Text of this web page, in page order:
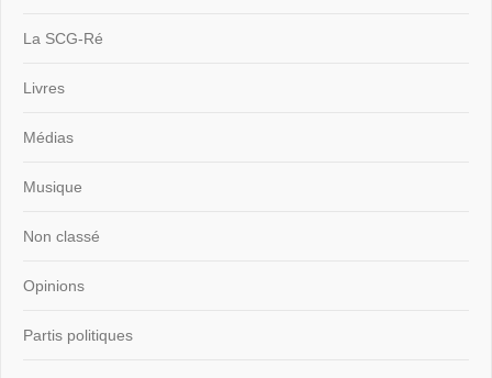
La SCG-Ré
Livres
Médias
Musique
Non classé
Opinions
Partis politiques